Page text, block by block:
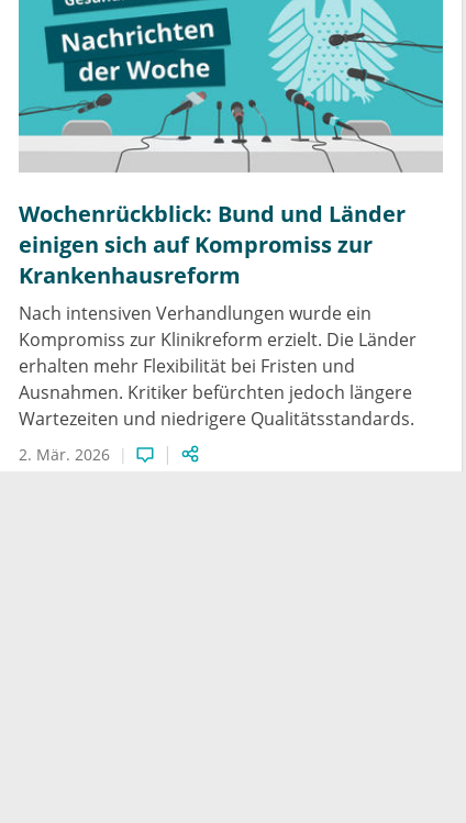
Wochenrückblick: Bund und Länder
einigen sich auf Kompromiss zur
Krankenhausreform
Nach intensiven Verhandlungen wurde ein
Kompromiss zur Klinikreform erzielt. Die Länder
erhalten mehr Flexibilität bei Fristen und
Ausnahmen. Kritiker befürchten jedoch längere
Wartezeiten und niedrigere Qualitätsstandards.
2. Mär. 2026